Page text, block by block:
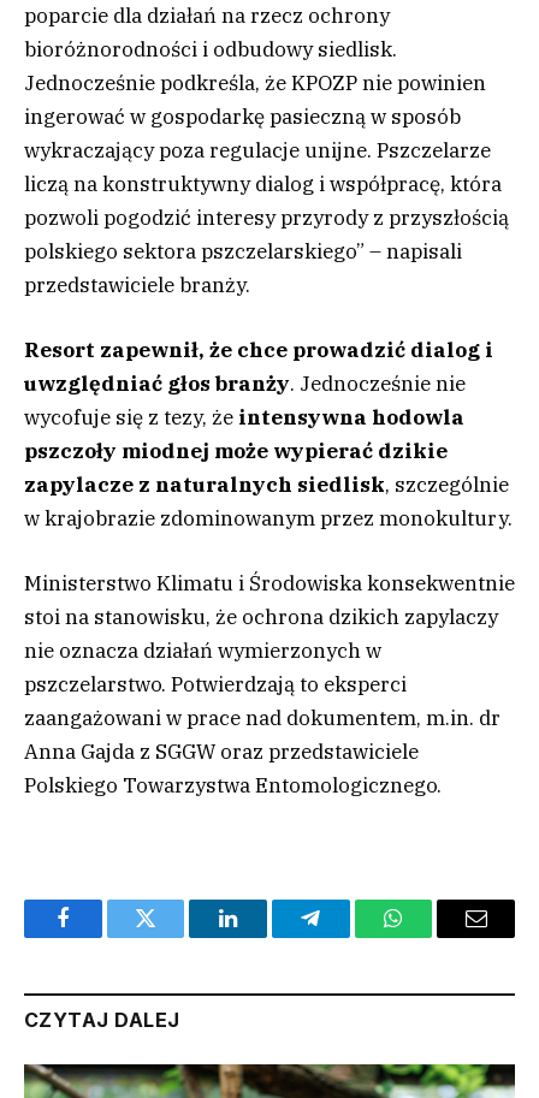
poparcie dla działań na rzecz ochrony
bioróżnorodności i odbudowy siedlisk.
Jednocześnie podkreśla, że KPOZP nie powinien
ingerować w gospodarkę pasieczną w sposób
wykraczający poza regulacje unijne. Pszczelarze
liczą na konstruktywny dialog i współpracę, która
pozwoli pogodzić interesy przyrody z przyszłością
polskiego sektora pszczelarskiego” – napisali
przedstawiciele branży.
Resort zapewnił, że chce prowadzić dialog i
uwzględniać głos branży. Jednocześnie nie
wycofuje się z tezy, że intensywna hodowla
pszczoły miodnej może wypierać dzikie
zapylacze z naturalnych siedlisk, szczególnie
w krajobrazie zdominowanym przez monokultury.
Ministerstwo Klimatu i Środowiska konsekwentnie
stoi na stanowisku, że ochrona dzikich zapylaczy
nie oznacza działań wymierzonych w
pszczelarstwo. Potwierdzają to eksperci
zaangażowani w prace nad dokumentem, m.in. dr
Anna Gajda z SGGW oraz przedstawiciele
Polskiego Towarzystwa Entomologicznego.
FacebookTwitter LinkedInTelegramWhatsAppEmail
CZYTAJ DALEJ